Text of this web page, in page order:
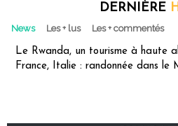
DERNIÈRE
News Les + lus Les + commentés
Le Rwanda, un tourisme à haute
France, Italie : randonnée dans le